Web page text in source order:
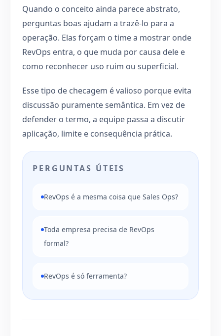
Quando o conceito ainda parece abstrato,
perguntas boas ajudam a trazê-lo para a
operação. Elas forçam o time a mostrar onde
RevOps entra, o que muda por causa dele e
como reconhecer uso ruim ou superficial.
Esse tipo de checagem é valioso porque evita
discussão puramente semântica. Em vez de
defender o termo, a equipe passa a discutir
aplicação, limite e consequência prática.
PERGUNTAS ÚTEIS
RevOps é a mesma coisa que Sales Ops?
Toda empresa precisa de RevOps
formal?
RevOps é só ferramenta?